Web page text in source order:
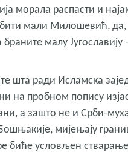
морала распасти и
мали Милошевић, да,
малу Југославију
шта ради Исламска
на пробном попису
а зашто не и Срби-
мијењају
биће условљен